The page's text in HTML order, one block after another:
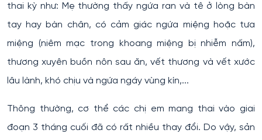
thai kỳ như: Mẹ thường thấy ngứa ran và tê ở lòng bàn
tay hay bàn chân, có cảm giác ngứa miệng hoặc tưa
miệng (niêm mạc trong khoang miệng bị nhiễm nấm),
thương xuyên buồn nôn sau ăn, vết thương và vết xước
lâu lành, khó chịu và ngứa ngáy vùng kín,...
Thông thường, cơ thể các chị em mang thai vào giai
đoạn 3 tháng cuối đã có rất nhiều thay đổi. Do vậy, sản